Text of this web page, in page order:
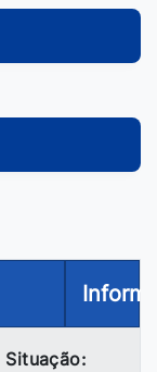
Situação: